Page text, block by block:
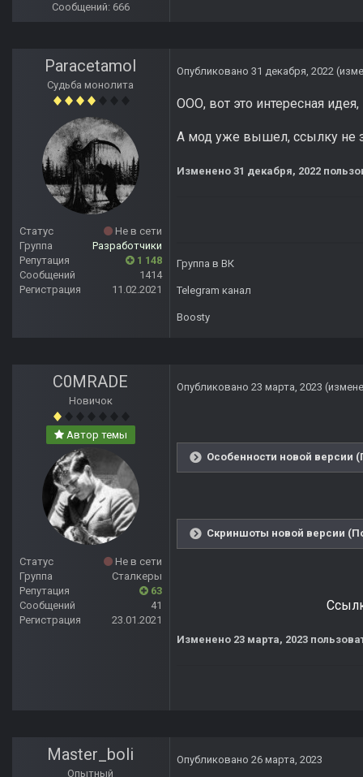
Сообщений: 666
Paracetamol
Судьба монолита
Статус
Не в сети
Группа
Разработчики
Репутация
1 148
Сообщений
1414
Регистрация
11.02.2021
Опубликовано 31 декабря, 2022
ООО, вот это интересная
А мод уже вышел, ссылку не
Изменено 31 декабря, 2022
Группа в ВК
Telegram канал
Boosty
C0MRADE
Новичок
Автор темы
Статус
Не в сети
Группа
Сталкеры
Репутация
63
Сообщений
41
Регистрация
23.01.2021
Опубликовано 23 марта, 2023
Особенности новой версии
Скриншоты новой версии
Изменено 23 марта, 2023
Master_boli
Опытный
Опубликовано 26 марта, 2023